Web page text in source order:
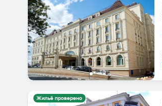
Жильё проверено